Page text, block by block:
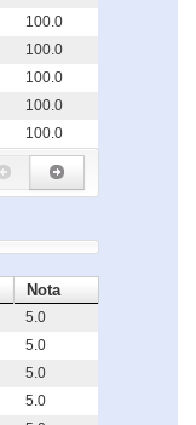
100.0
100.0
100.0
100.0
100.0
Nota
5.0
5.0
5.0
5.0